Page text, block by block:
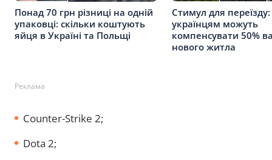
Понад 70 грн різниці на одній
упаковці: скільки коштують
яйця в Україні та Польщі
Стимул для
українцям можуть
компенсувати 50%
нового житла
Реклама
Counter-Strike 2;
Dota 2;